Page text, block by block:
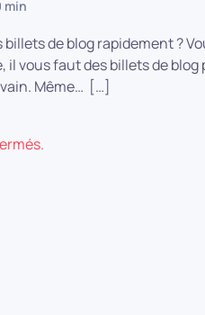
min
de blog rapidement ?
il vous faut des billets de
Même… […]